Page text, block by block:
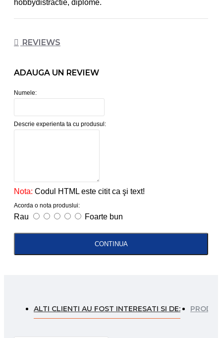
hobbydistractie, diplome.
REVIEWS
ADAUGA UN REVIEW
Numele:
Descrie experienta ta cu produsul:
Nota: Codul HTML este citit ca şi text!
Acorda o nota produslui:
Rau Foarte bun
CONTINUA
ALTI CLIENTI AU FOST INTERESATI SI DE: